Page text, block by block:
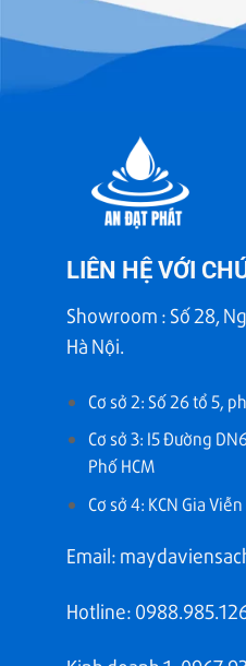
LIÊN HỆ VỚI
Showroom : Số 28,
Hà Nội.
Cơ sở 2: Số 26 tổ 5,
Cơ sở 3: I5 Đường
Phố HCM
Cơ sở 4: KCN Gia
Email:
Hotline: